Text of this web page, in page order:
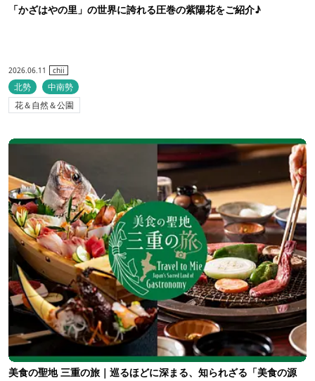
「かざはやの里」の世界に誇れる圧巻の紫陽花をご紹介♪
2026.06.11 chii
北勢
中南勢
花＆自然＆公園
美食の聖地 三重の旅｜巡るほどに深まる、知られざる「美食の源